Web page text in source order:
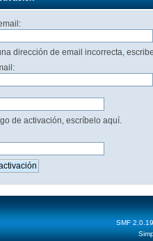
dirección de email incorrecta,
de activación, escríbelo aquí.
SMF 2.0.19